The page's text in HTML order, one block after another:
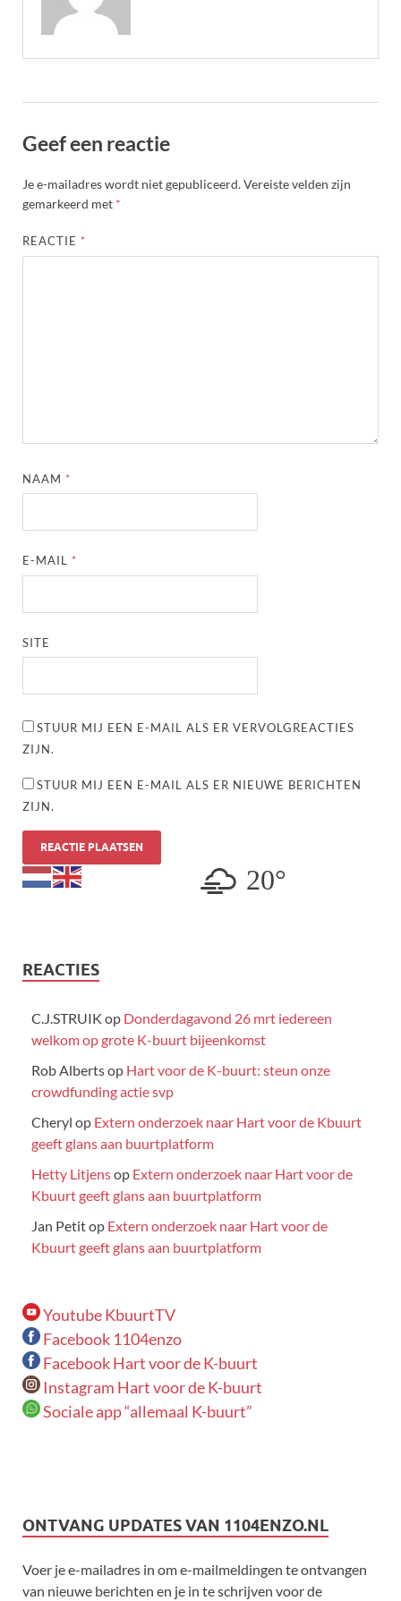
Geef een reactie
Je e-mailadres wordt niet gepubliceerd.Vereiste velden zijn
gemarkeerd met *
REACTIE *
NAAM *
E-MAIL *
SITE
STUUR MIJ EEN E-MAIL ALS ER VERVOLGREACTIES
ZIJN.
STUUR MIJ EEN E-MAIL ALS ER NIEUWE BERICHTEN
ZIJN.
20°
REACTIES
C.J.STRUIK op Donderdagavond 26 mrt iedereen
welkom op grote K-buurt bijeenkomst
Rob Albertsop Hart voor de K-buurt: steun onze
crowdfunding actie svp
Cheryl op Extern onderzoek naar Hart voor de Kbuurt
geeft glans aan buurtplatform
Hetty Litjensop Extern onderzoek naar Hart voor de
Kbuurt geeft glans aan buurtplatform
Jan Petitop Extern onderzoek naar Hart voor de
Kbuurt geeft glans aan buurtplatform
Youtube KbuurtTV
Facebook 1104enzo
Facebook Hart voor de K-buurt
Instagram Hart voor de K-buurt
Sociale app “allemaal K-buurt”
ONTVANG UPDATES VAN 1104ENZO.NL
Voer je e-mailadres in om e-mailmeldingen te ontvangen
van nieuwe berichten en je in te schrijven voor de